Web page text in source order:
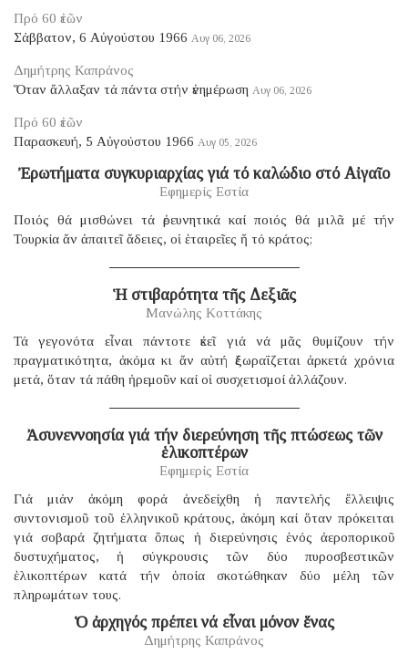
Πρό 60 ἐτῶν
Σάββατον, 6 Αὐγούστου 1966 Αυγ 06, 2026
Δημήτρης Καπράνος
Ὅταν ἄλλαξαν τά πάντα στήν ἐνημέρωση Αυγ 06, 2026
Πρό 60 ἐτῶν
Παρασκευή, 5 Αὐγούστου 1966 Αυγ 05, 2026
Ἐρωτήματα συγκυριαρχίας γιά τό καλώδιο στό Αἰγαῖο
Εφημερίς Εστία
Ποιός θά μισθώνει τά ἐρευνητικά καί ποιός θά μιλᾶ μέ τήν
Τουρκία ἄν ἀπαιτεῖ ἄδειες, οἱ ἑταιρεῖες ἤ τό κράτος;
Ἡ στιβαρότητα τῆς Δεξιᾶς
Μανώλης Κοττάκης
Τά γεγονότα εἶναι πάντοτε ἐκεῖ γιά νά μᾶς θυμίζουν τήν
πραγματικότητα, ἀκόμα κι ἄν αὐτή ἐξωραΐζεται ἀρκετά χρόνια
μετά, ὅταν τά πάθη ἠρεμοῦν καί οἱ συσχετισμοί ἀλλάζουν.
Ἀσυνεννοησία γιά τήν διερεύνηση τῆς πτώσεως τῶν
ἑλικοπτέρων
Εφημερίς Εστία
Γιά μιάν ἀκόμη φορά ἀνεδείχθη ἡ παντελής ἔλλειψις
συντονισμοῦ τοῦ ἑλληνικοῦ κράτους, ἀκόμη καί ὅταν πρόκειται
γιά σοβαρά ζητήματα ὅπως ἡ διερεύνησις ἑνός ἀεροπορικοῦ
δυστυχήματος, ἡ σύγκρουσις τῶν δύο πυροσβεστικῶν
ἑλικοπτέρων κατά τήν ὁποία σκοτώθηκαν δύο μέλη τῶν
πληρωμάτων τους.
Ὁ ἀρχηγός πρέπει νά εἶναι μόνον ἕνας
Δημήτρης Καπράνος